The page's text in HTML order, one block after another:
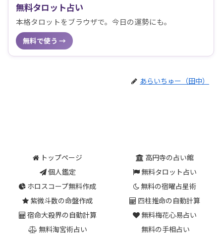
無料タロット占い
本格タロットをブラウザで。今日の運勢にも。
無料で使う →
あらいちゅー（田中）
トップページ
高円寺の占い館
個人鑑定
無料タロット占い
ホロスコープ無料作成
無料の宿曜占星術
紫微斗数の命盤作成
四柱推命の自動計算
宿命大殺界の自動計算
無料梅花心易占い
無料淘宮術占い
無料の手相占い